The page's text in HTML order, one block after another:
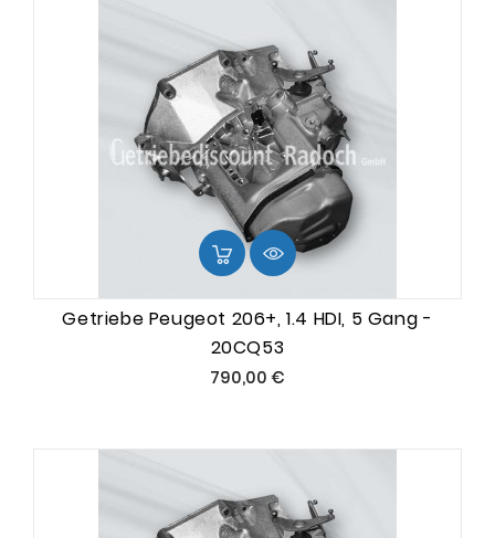
Getriebe Peugeot 206+, 1.4 HDI, 5 Gang -
20CQ53
790,00 €